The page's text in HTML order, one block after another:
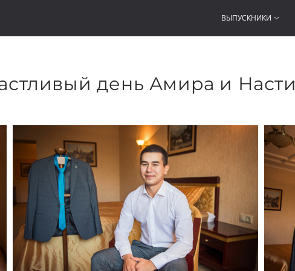
ВЫПУСКНИКИ
день Амира и Насти